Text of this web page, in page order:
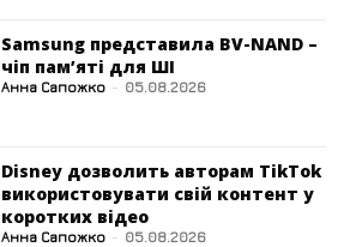
Samsung представила BV-NAND –
чіп пам’яті для ШІ
Анна Сапожко - 05.08.2026
Disney дозволить авторам TikTok
використовувати свій контент у
коротких відео
Анна Сапожко - 05.08.2026